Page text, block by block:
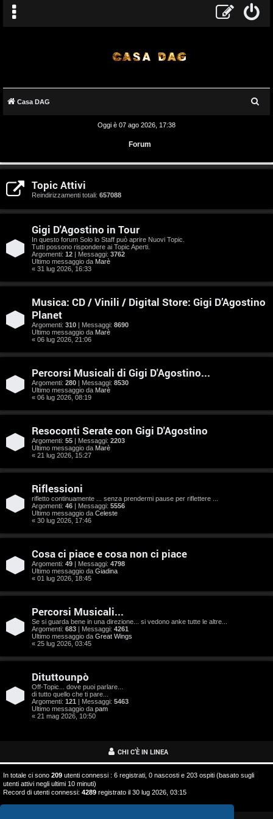
A
r
g
o
m
e
t
s
e
a
r
s
s
t
A
g
e
n
t
Casa DAG
Oggi è 07 ago 2026, 17:38
Forum
Topic Attivi
Reindirizzamenti totali: 657088
Gigi D'Agostino in Tour
In questo forum Solo lo Staff può aprire Nuovi Topic.
Tutti possono rispondere ai Topic Aperti.
Argomenti: 12 | Messaggi: 3762
Ultimo messaggio da Marè
« 31 lug 2026, 16:33
Musica: CD / Vinili / Digital Store: Gigi D’Agostino
Planet
Argomenti: 310 | Messaggi: 8690
Ultimo messaggio da Marè
« 06 lug 2026, 21:06
Percorsi Musicali di Gigi D'Agostino...
Argomenti: 280 | Messaggi: 8530
Ultimo messaggio da Marè
« 06 lug 2026, 08:19
Resoconti Serate con Gigi D'Agostino
Argomenti: 55 | Messaggi: 2203
Ultimo messaggio da Marè
« 21 lug 2026, 15:27
Riflessioni
rifletto continuamente ... senza prendermi pause per riflettere ...
Argomenti: 46 | Messaggi: 5556
Ultimo messaggio da Celeste
« 30 lug 2026, 17:46
Cosa ci piace e cosa non ci piace
Argomenti: 49 | Messaggi: 4798
Ultimo messaggio da Giadina
« 01 lug 2026, 18:45
Percorsi Musicali...
Se si guarda bene in una direzione... si vedono anke tutte le altre...
Argomenti: 683 | Messaggi: 4261
Ultimo messaggio da Great Wings
« 25 lug 2026, 03:45
Dituttounpò
Off-Topic... dove puoi parlare...
di tutto quello che ti pare...
Argomenti: 121 | Messaggi: 5463
Ultimo messaggio da pam
« 21 mag 2026, 10:50
CHI C’È IN LINEA
In totale ci sono 209 utenti connessi : 6 registrati, 0 nascosti e 203 ospiti (basato sugli
utenti attivi negli ultimi 10 minuti)
Record di utenti connessi: 4289 registrato il 30 lug 2026, 03:15